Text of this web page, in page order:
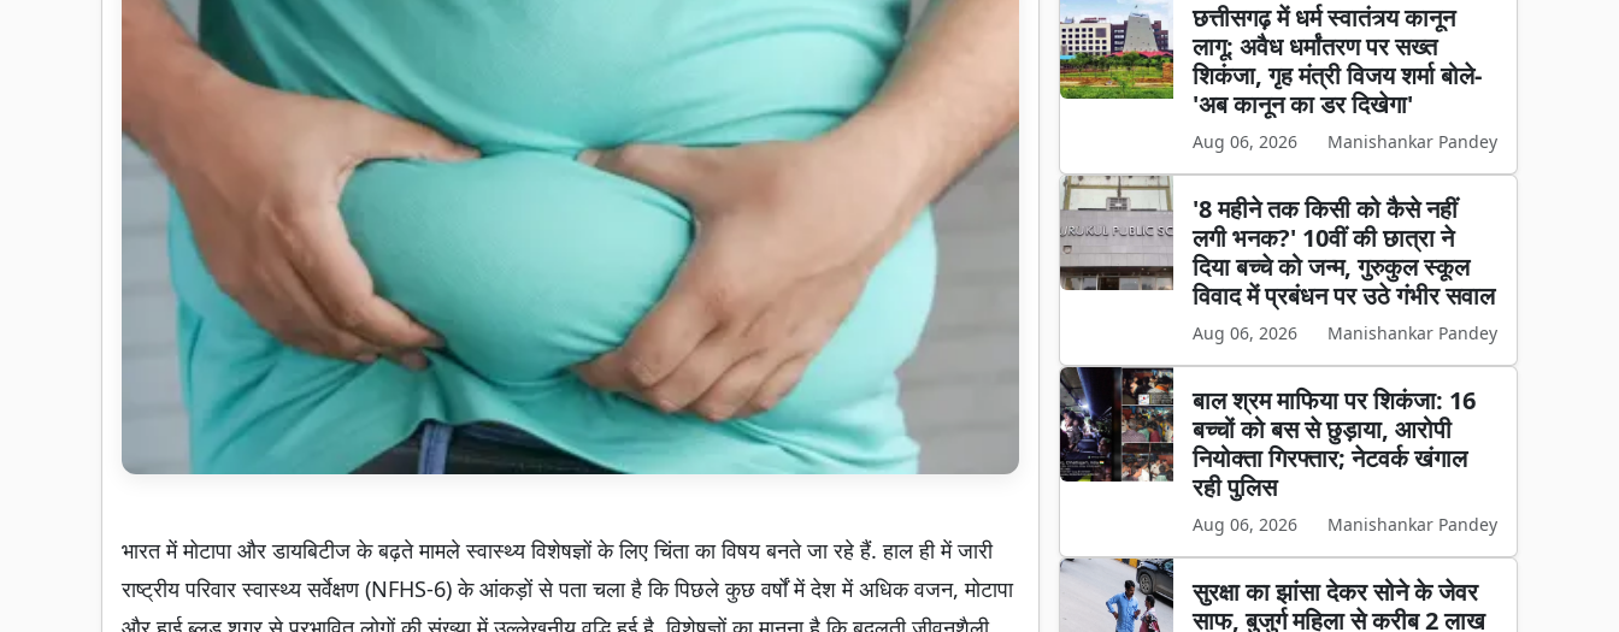
भारत में मोटापा और डायबिटीज के बढ़ते मामले स्वास्थ्य विशेषज्ञों के लिए चिंता का विषय बनते जा रहे हैं. हाल ही में जारी
राष्ट्रीय परिवार स्वास्थ्य सर्वेक्षण (NFHS-6) के आंकड़ों से पता चला है कि पिछले कुछ वर्षों में देश में अधिक वजन, मोटापा
छत्तीसगढ़ में धर्म स्वातंत्र्य कानून
लागू: अवैध धर्मांतरण पर सख्त
शिकंजा, गृह मंत्री विजय शर्मा बोले-
'अब कानून का डर दिखेगा'
Aug 06, 2026 Manishankar Pandey
'8 महीने तक किसी को कैसे नहीं
लगी भनक?' 10वीं की छात्रा ने
दिया बच्चे को जन्म, गुरुकुल स्कूल
विवाद में प्रबंधन पर उठे गंभीर सवाल
Aug 06, 2026 Manishankar Pandey
बाल श्रम माफिया पर शिकंजा: 16
बच्चों को बस से छुड़ाया, आरोपी
नियोक्ता गिरफ्तार; नेटवर्क खंगाल
रही पुलिस
Aug 06, 2026 Manishankar Pandey
सुरक्षा का झांसा देकर सोने के जेवर
साफ, बुजुर्ग महिला से करीब 2 लाख